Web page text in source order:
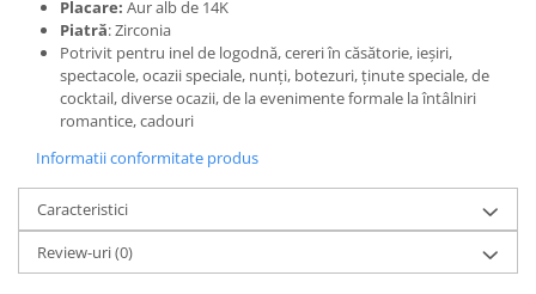
Placare: Aur alb de 14K
Piatră: Zirconia
Potrivit pentru inel de logodnă, cereri în căsătorie, ieșiri,
spectacole, ocazii speciale, nunți, botezuri, ținute speciale, de
cocktail, diverse ocazii, de la evenimente formale la întâlniri
romantice, cadouri
Informatii conformitate produs
Caracteristici
Review-uri(0)